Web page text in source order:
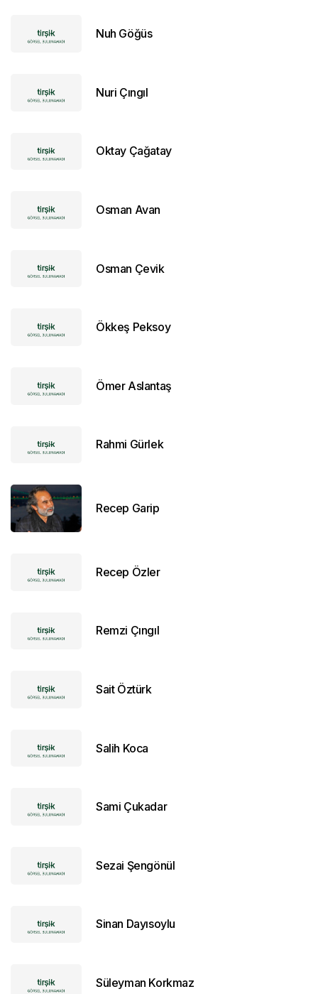
Nuh Göğüs
Nuri Çıngıl
Oktay Çağatay
Osman Avan
Osman Çevik
Ökkeş Peksoy
Ömer Aslantaş
Rahmi Gürlek
Recep Garip
Recep Özler
Remzi Çıngıl
Sait Öztürk
Salih Koca
Sami Çukadar
Sezai Şengönül
Sinan Dayısoylu
Süleyman Korkmaz